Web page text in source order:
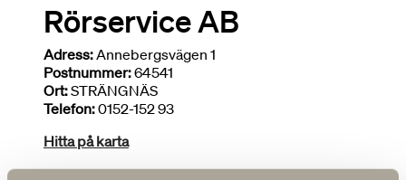
Rörservice AB
Adress:Annebergsvägen 1
Postnummer:64541
Ort:STRÄNGNÄS
Telefon:0152-152 93
Hitta på karta
Deltar i kampanjer